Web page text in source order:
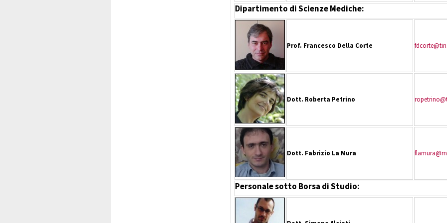
Dipartimento di Scienze Mediche:
Prof. Francesco Della Corte
Dott. Roberta Petrino
Dott. Fabrizio La Mura
Personale sotto Borsa di Studio: